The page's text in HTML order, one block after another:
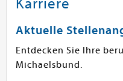
Karriere
Aktuelle
Entdecken Sie Ihre
Michaelsbund.